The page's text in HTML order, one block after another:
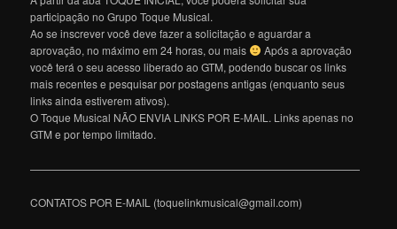
participação no Grupo Toque Musical.
Ao se inscrever você deve fazer a solicitação e aguardar a
aprovação, no máximo em 24 horas, ou mais
Após a aprovação
você terá o seu acesso liberado ao GTM, podendo buscar os links
mais recentes e pesquisar por postagens antigas (enquanto seus
links ainda estiverem ativos).
O Toque Musical NÃO ENVIA LINKS POR E-MAIL. Links apenas no
GTM e por tempo limitado.
———————————————————————————————
CONTATOS POR E-MAIL (toquelinkmusical@gmail.com)